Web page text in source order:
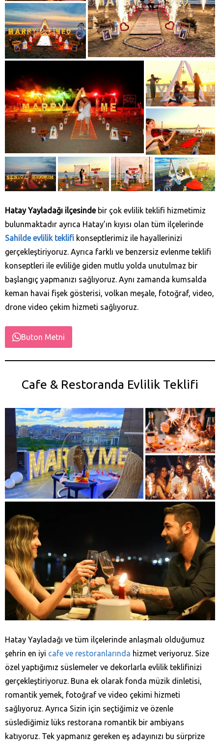
Hatay Yayladağı‎ ilçesinde bir çok evlilik teklifi hizmetimiz
bulunmaktadır ayrıca Hatay’ın kıyısı olan tüm ilçelerinde
Sahilde evlilik teklifi konseptlerimiz ile hayallerinizi
gerçekleştiriyoruz. Ayrıca farklı ve benzersiz evlenme teklifi
konseptleri ile evliliğe giden mutlu yolda unutulmaz bir
başlangıç yapmanızı sağlıyoruz. Aynı zamanda kumsalda
keman havai fişek gösterisi, volkan meşale, fotoğraf, video,
drone video çekim hizmeti sağlıyoruz.
Buton Metni
Cafe & Restoranda Evlilik Teklifi
Hatay Yayladağı‎ ve tüm ilçelerinde anlaşmalı olduğumuz
şehrin en iyi cafe ve restoranlarında hizmet veriyoruz. Size
özel yaptığımız süslemeler ve dekorlarla evlilik teklifinizi
gerçekleştiriyoruz. Buna ek olarak fonda müzik dinletisi,
romantik yemek, fotoğraf ve video çekimi hizmeti
sağlıyoruz. Ayrıca Sizin için seçtiğimiz ve özenle
süslediğimiz lüks restorana romantik bir ambiyans
katıyoruz. Tek yapmanız gereken eş adayınızı bu sürprize